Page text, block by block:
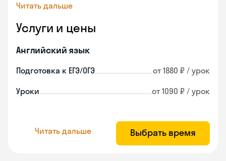
Читать дальше
Услуги и цены
Английский язык
Подготовка к ЕГЭ/ОГЭ от 1880 ₽ / урок
Уроки от 1090 ₽ / урок
Читать дальше Выбрать время